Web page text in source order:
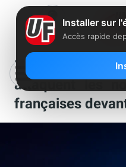
Netflix,
attaquent les
françaises
Installer sur
Accès rapide